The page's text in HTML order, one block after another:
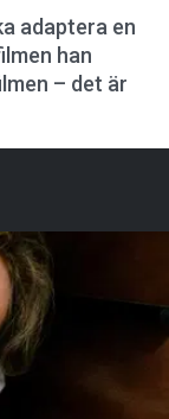
adaptera en
han
– det är